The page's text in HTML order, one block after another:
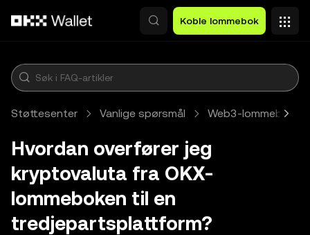
Koble lommebok
Støttesenter Vanlige spørsmål Web3-lommebok
Hvordan overfører jeg
kryptovaluta fra OKX-
lommeboken til en
tredjepartsplattform?